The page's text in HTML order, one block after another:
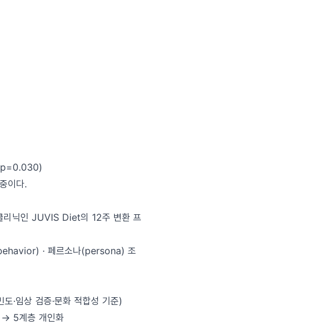
p=0.030)
이다.
리닉인 JUVIS Diet의 12주 변환 프
· 페르소나(persona) 조
·임상 검증·문화 적합성 기준)
5계층 개인화